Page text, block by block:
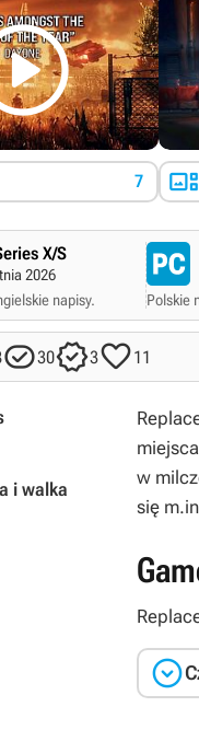
7 
X/S
2026
napisy.
Polskie
30311
i walka
w
się
